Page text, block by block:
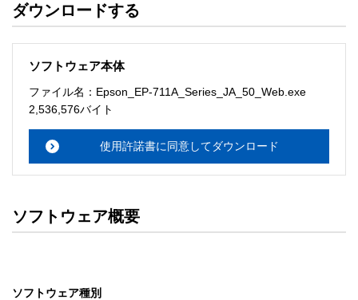
・ソフトウェアを改変、またはリバースエンジニアリング
ソフトウェアのサポート
・本サーバでは、ユーザーサポートは行いません。搭載ソ
メーションセンターまでお願い
ルをお読み下さい。
ソフトウェアの保証範囲
・ソフトウェアのダウンロード・導入はお客様の責任にお
ダウンロードする
ソフトウェア本体
ファイル名：Epson_EP-711A_Series_JA_50_Web.exe
2,536,576バイト
使用許諾書に同意してダウンロード
ソフトウェア概要
ソフトウェア種別